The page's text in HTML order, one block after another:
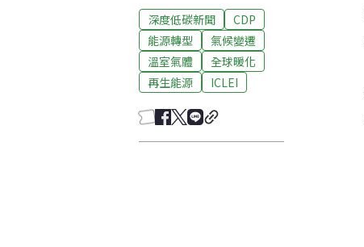
深度低碳新聞
CDP
能源轉型
氣候變遷
溫室氣體
全球暖化
再生能源
ICLEI